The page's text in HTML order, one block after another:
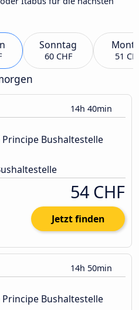
Sonntag
60 CHF 51
14h 40min
Bushaltestelle
54 CHF
Jetzt finden
14h 50min
Bushaltestelle